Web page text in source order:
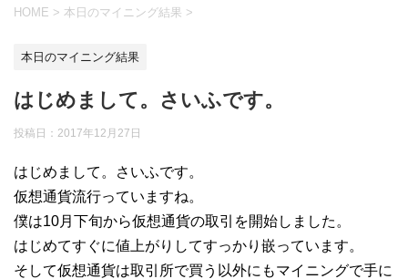
HOME > 本日のマイニング結果 >
本日のマイニング結果
はじめまして。さいふです。
投稿日： 2017年12月27日
はじめまして。さいふです。
仮想通貨流行っていますね。
僕は10月下旬から仮想通貨の取引を開始しました。
はじめてすぐに値上がりしてすっかり嵌っています。
そして仮想通貨は取引所で買う以外にもマイニングで手に